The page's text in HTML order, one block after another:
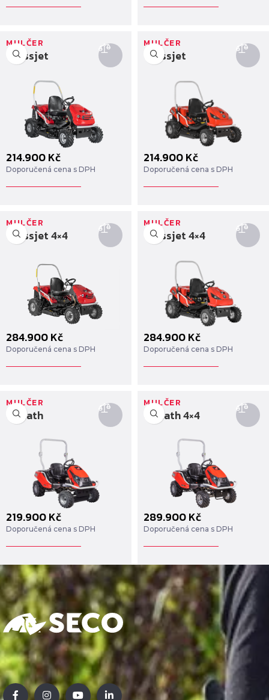
Crossjet
MULČER
214.900Kč
Doporučená cena s DPH
Crossjet
MULČER
214.900Kč
Doporučená cena s DPH
Crossjet 4×4
MULČER
284.900Kč
Doporučená cena s DPH
Crossjet 4×4
MULČER
284.900Kč
Doporučená cena s DPH
Goliath
MULČER
219.900Kč
Doporučená cena s DPH
Goliath 4×4
MULČER
289.900Kč
Doporučená cena s DPH